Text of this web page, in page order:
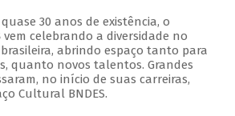
30 anos de existência, o
vem celebrando a diversidade no
abrindo espaço tanto para
quanto novos talentos. Grandes
no início de suas carreiras,
Cultural BNDES.